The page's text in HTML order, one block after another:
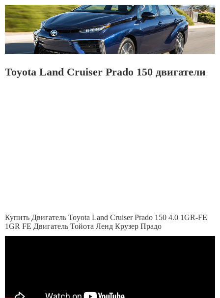
Toyota Land Cruiser Prado 150 двигатели
Купить Двигатель Toyota Land Cruiser Prado 150 4.0 1GR-FE
1GR FE Двигатель Тойота Ленд Крузер Прадо